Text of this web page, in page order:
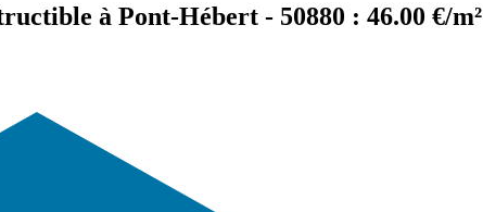
à Pont-Hébert - 50880 : 46.00 €/m²